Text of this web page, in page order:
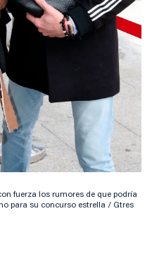
fuerza los rumores de que podría
para su concurso estrella / Gtres